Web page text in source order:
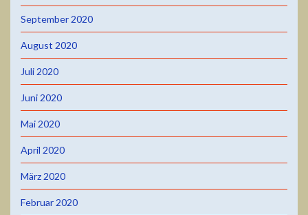
September 2020
August 2020
Juli 2020
Juni 2020
Mai 2020
April 2020
März 2020
Februar 2020